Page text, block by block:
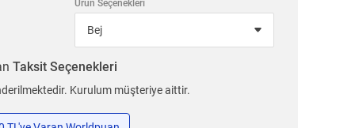
Ürün Seçenekleri
Taksit Seçenekleri
Kurulum müşteriye aittir.